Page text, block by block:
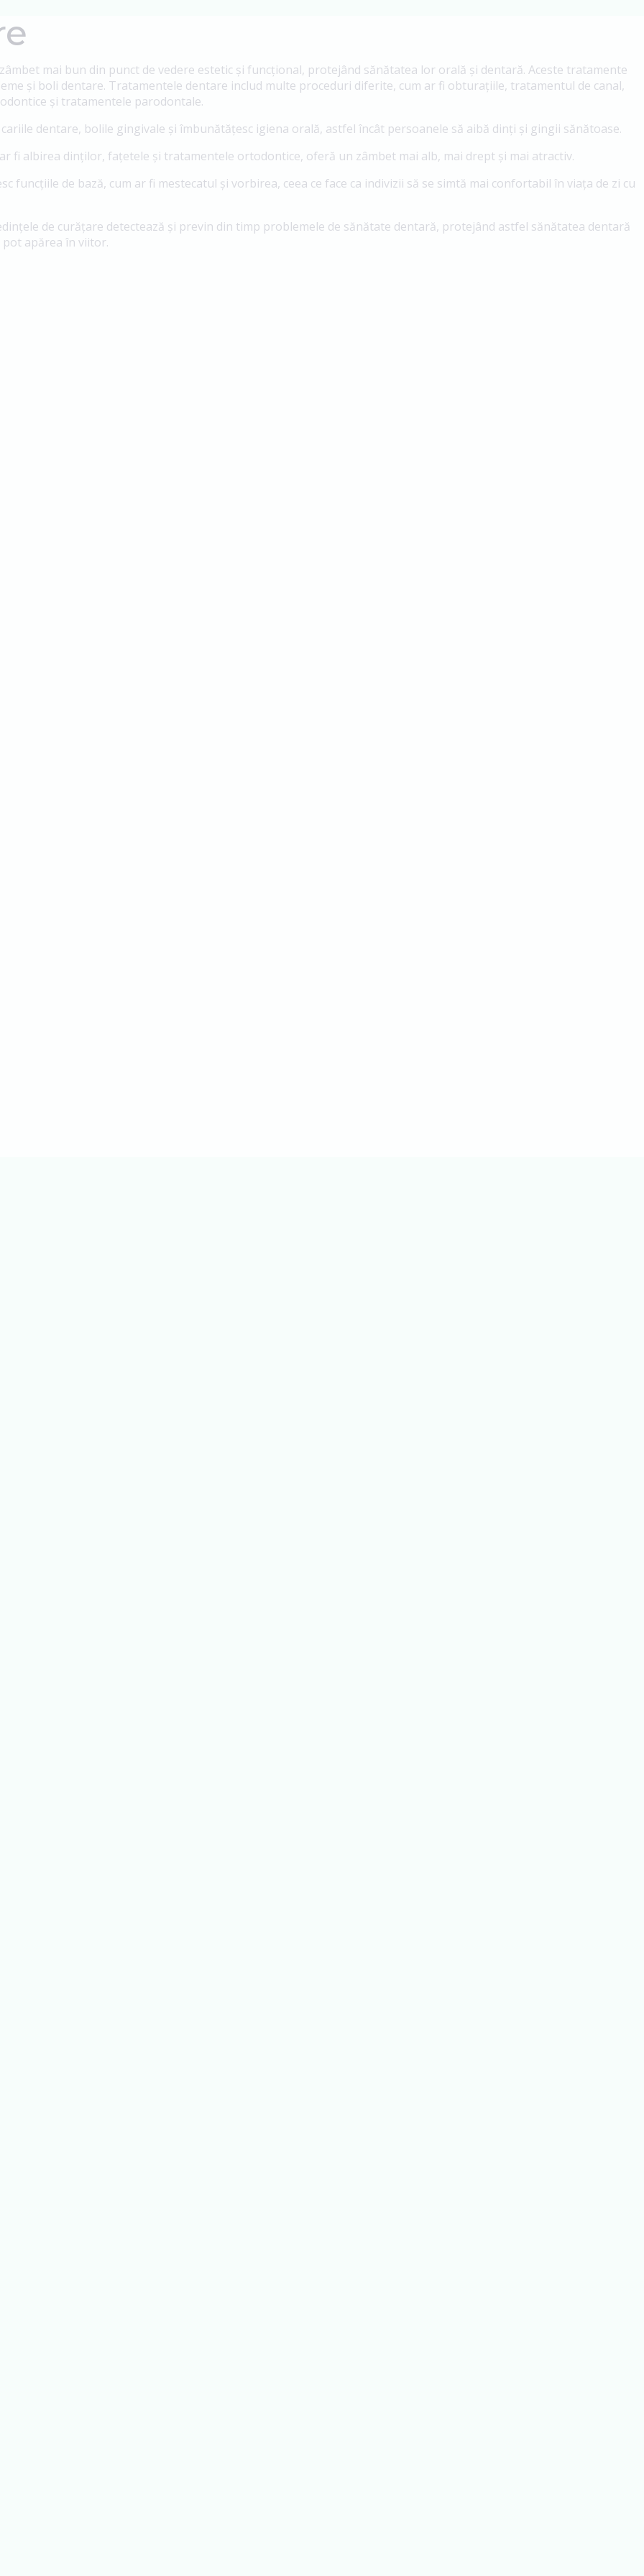
mai bun din punct de vedere estetic și funcțional, protejând sănătatea lor orală și dentară. Aceste tratamente
și boli dentare. Tratamentele dentare includ multe proceduri diferite, cum ar fi obturațiile, tratamentul de canal,
și tratamentele parodontale.
dentare, bolile gingivale și îmbunătățesc igiena orală, astfel încât persoanele să aibă dinți și gingii sănătoase.
fi albirea dinților, fațetele și tratamentele ortodontice, oferă un zâmbet mai alb, mai drept și mai atractiv.
de bază, cum ar fi mestecatul și vorbirea, ceea ce face ca indivizii să se simtă mai confortabil în viața de zi cu
de curățare detectează și previn din timp problemele de sănătate dentară, protejând astfel sănătatea dentară
apărea în viitor.